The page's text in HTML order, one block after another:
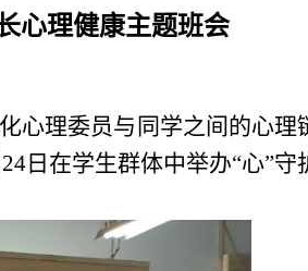
心理健康主题班会
心理委员与同学之间的心理
日在学生群体中举办“心”守